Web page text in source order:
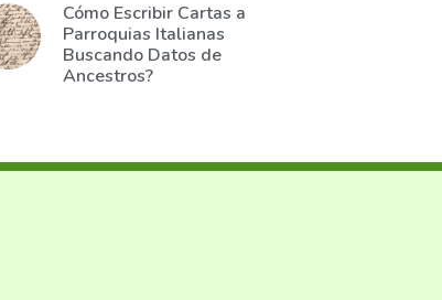
Cómo Escribir Cartas a
Parroquias Italianas
Buscando Datos de
Ancestros?